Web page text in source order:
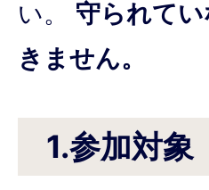
い。 守られて
きません。
1.参加対象